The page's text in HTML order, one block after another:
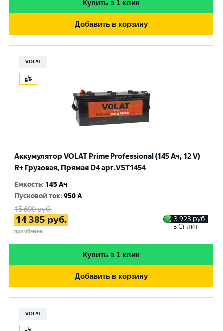
Купить в 1 клик
Добавить в корзину
VOLAT
Аккумулятор VOLAT Prime Professional (145 Ач, 12 V)
R+ Грузовая, Прямая D4 арт.VST1454
Емкость: 145 Ач
Пусковой ток:950 A
15 690руб.
14 385 руб.
при обмене
3 923 руб.
в Сплит
Купить в 1 клик
Добавить в корзину
VOLAT